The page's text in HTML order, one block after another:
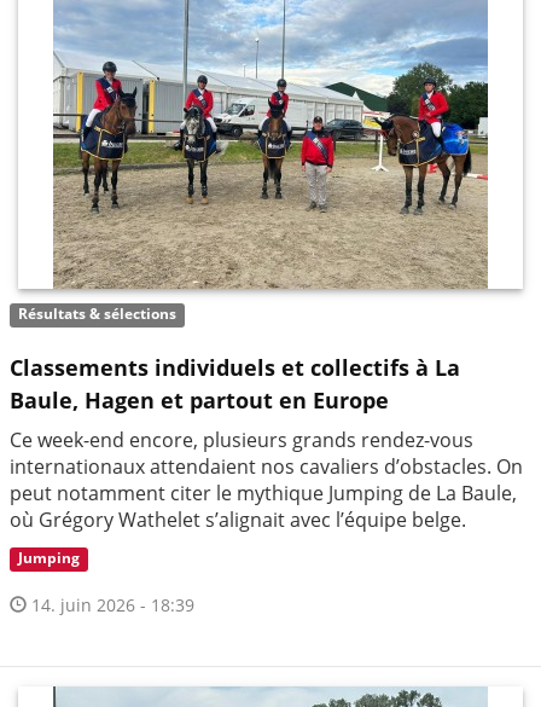
Résultats & sélections
Classements individuels et collectifs à La
Baule, Hagen et partout en Europe
Ce week-end encore, plusieurs grands rendez-vous
internationaux attendaient nos cavaliers d’obstacles. On
peut notamment citer le mythique Jumping de La Baule,
où Grégory Wathelet s’alignait avec l’équipe belge.
Jumping
14. juin 2026 - 18:39